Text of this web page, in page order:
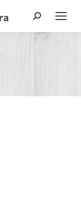
Search: